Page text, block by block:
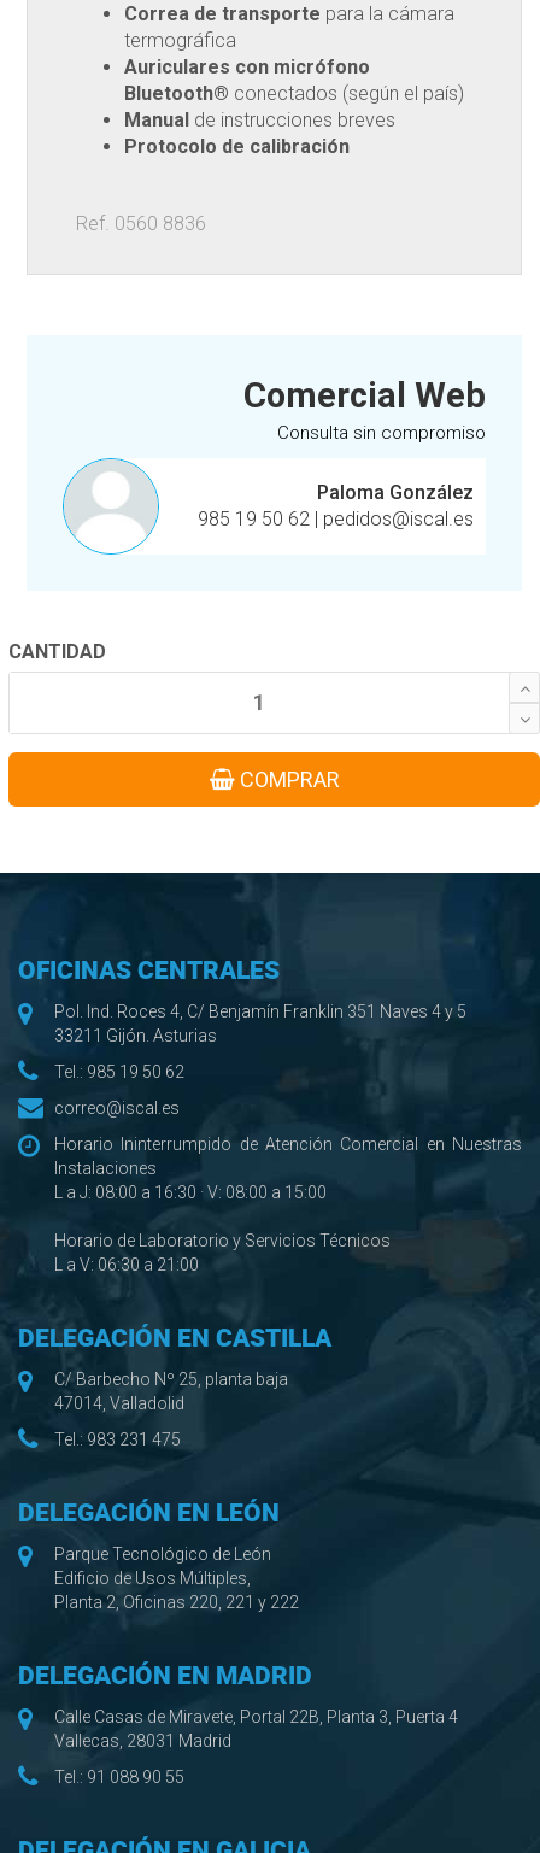
Correa de transporte para la cámara
termográfica
Auriculares con micrófono
Bluetooth® conectados (según el país)
Manual de instrucciones breves
Protocolo de calibración
Ref. 0560 8836
Comercial Web
Consulta sin compromiso
Paloma González
985 19 50 62 | pedidos@iscal.es
CANTIDAD
COMPRAR
OFICINAS CENTRALES
Pol. Ind. Roces 4, C/ Benjamín Franklin 351 Naves 4 y 5
33211 Gijón. Asturias
Tel.: 985 19 50 62
correo@iscal.es
Horario Ininterrumpido de Atención Comercial en Nuestras
Instalaciones
L a J: 08:00 a 16:30 · V: 08:00 a 15:00
Horario de Laboratorio y Servicios Técnicos
L a V: 06:30 a 21:00
DELEGACIÓN EN CASTILLA
C/ Barbecho Nº 25, planta baja
47014, Valladolid
Tel.: 983 231 475
DELEGACIÓN EN LEÓN
Parque Tecnológico de León
Edificio de Usos Múltiples,
Planta 2, Oficinas 220, 221 y 222
DELEGACIÓN EN MADRID
Calle Casas de Miravete, Portal 22B, Planta 3, Puerta 4
Vallecas, 28031 Madrid
Tel.: 91 088 90 55